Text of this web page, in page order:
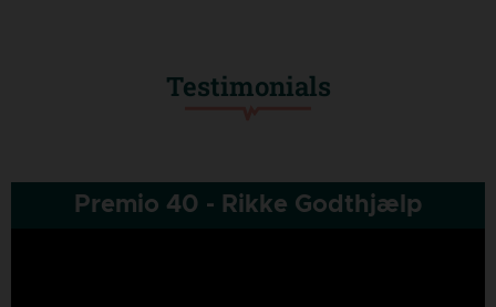
Testimonials
Premio 40 - Rikke Godthjælp